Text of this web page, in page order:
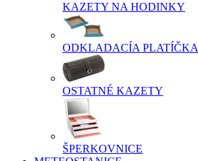
KAZETY NA HODINKY
ODKLADACÍA PLATÍČKA
OSTATNÉ KAZETY
ŠPERKOVNICE